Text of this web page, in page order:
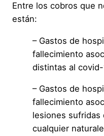
Entre los cobros que
están:
– Gastos de
fallecimiento
distintas al covid-
– Gastos de
fallecimiento
lesiones sufridas
cualquier